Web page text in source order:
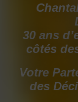
30 ans
côtés
Votre
des